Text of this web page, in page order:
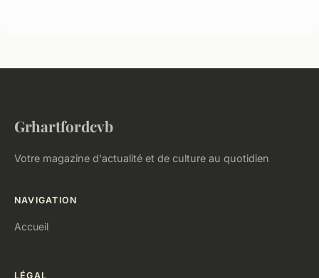
Grhartfordcvb
Votre magazine d'actualité et de culture au quotidien
NAVIGATION
Accueil
LÉGAL